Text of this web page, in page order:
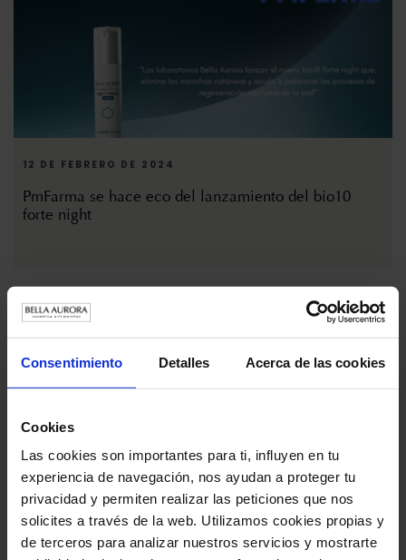
Consentimiento Detalles Acerca de las cookies
Cookies
Las cookies son importantes para ti, influyen en tu
experiencia de navegación, nos ayudan a proteger tu
privacidad y permiten realizar las peticiones que nos
solicites a través de la web. Utilizamos cookies propias y
de terceros para analizar nuestros servicios y mostrarte
12 DE FEBRERO DE 2024
PmFarma se hace eco del lanzamiento del bio10
forte night
4 DE ENERO DE 2024
SModa, de El País, elige los packs navideños de Bella
Aurora como el regalo perfecto